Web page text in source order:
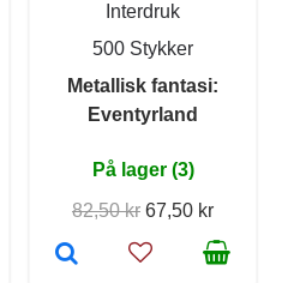
Interdruk
500 Stykker
Metallisk fantasi:
Eventyrland
På lager (3)
82,50 kr 67,50 kr